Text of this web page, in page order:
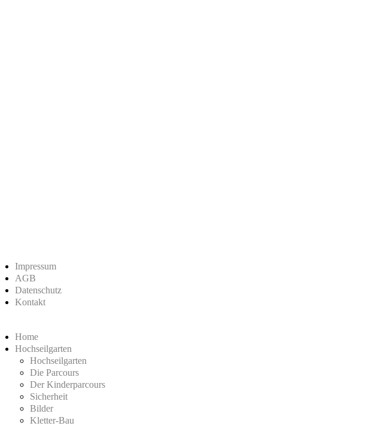
Impressum
AGB
Datenschutz
Kontakt
Home
Hochseilgarten
Hochseilgarten
Die Parcours
Der Kinderparcours
Sicherheit
Bilder
Kletter-Bau